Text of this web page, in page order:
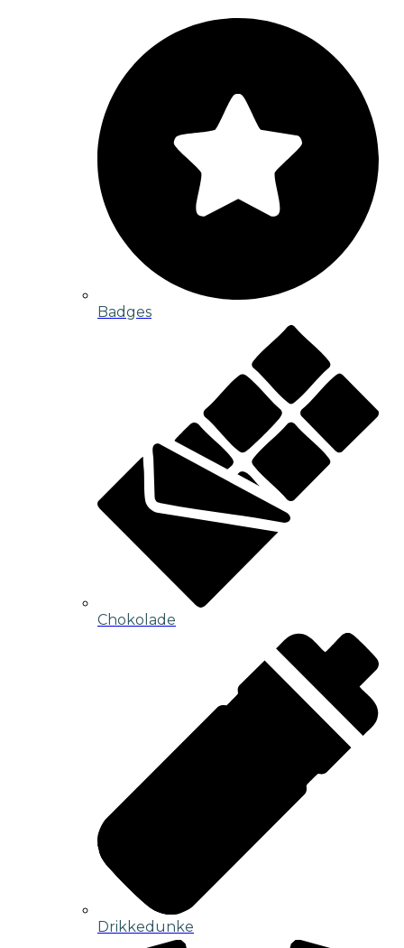
Badges
Chokolade
Drikkedunke